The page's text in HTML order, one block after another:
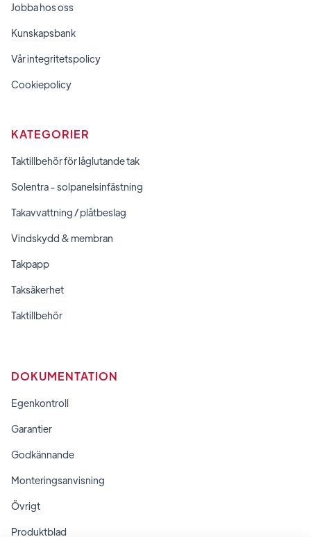
Jobba hos oss
Kunskapsbank
Vår integritetspolicy
Cookiepolicy
KATEGORIER
Taktillbehör för låglutande tak
Solentra - solpanelsinfästning
Takavvattning / plåtbeslag
Vindskydd & membran
Takpapp
Taksäkerhet
Taktillbehör
DOKUMENTATION
Egenkontroll
Garantier
Godkännande
Monteringsanvisning
Övrigt
Produktblad